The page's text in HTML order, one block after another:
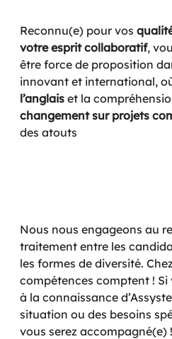
Reconnu(e) pour vos
votre esprit collaboratif,
être force de proposition
innovant et international,
l’anglais et la
changement sur projets
des atouts
Nous nous engageons au
traitement entre les
les formes de diversité.
compétences comptent !
à la connaissance
situation ou des besoins
vous serez accompagné(e) !